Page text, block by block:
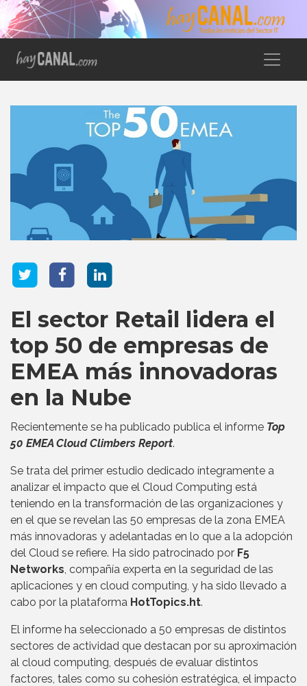
El sector Retail lidera el
top 50 de empresas de
EMEA más innovadoras
en la Nube
Recientemente se ha publicado publica el informe Top
50 EMEA Cloud Climbers Report.
Se trata del primer estudio dedicado íntegramente a
analizar el impacto que el Cloud Computing está
teniendo en la transformación de las organizaciones y
en el que se revelan las 50 empresas de la zona EMEA
más innovadoras y adelantadas en lo que a la adopción
del Cloud se refiere. Ha sido patrocinado por F5
Networks , compañía experta en la seguridad de las
aplicaciones y en cloud computing, y ha sido llevado a
cabo por la plataforma HotTopics.ht.
El informe ha seleccionado a 50 empresas de distintos
sectores de actividad que destacan por su aproximación
al cloud computing, después de evaluar distintos
factores, tales como su cohesión estratégica, el impacto